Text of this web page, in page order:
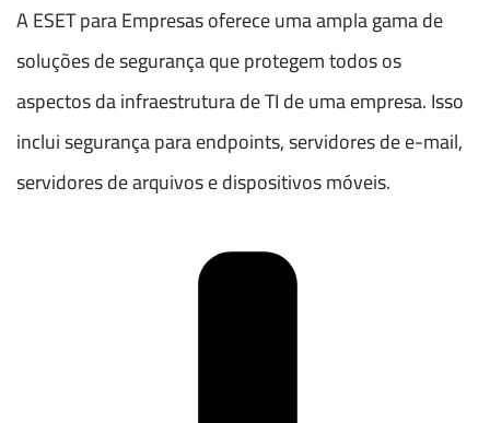
A ESET para Empresas oferece uma ampla gama de
soluções de segurança que protegem todos os
aspectos da infraestrutura de TI de uma empresa. Isso
inclui segurança para endpoints, servidores de e-mail,
servidores de arquivos e dispositivos móveis.